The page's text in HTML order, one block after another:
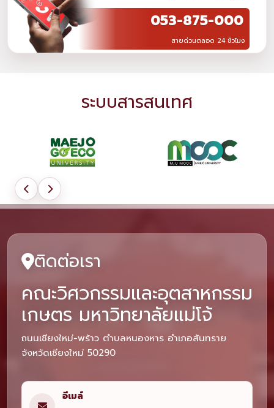
053-875-000
สายด่วนตลอด 24 ชั่วโมง
ระบบสารสนเทศ
ติดต่อเรา
คณะวิศวกรรมและอุตสาหกรรม
เกษตร มหาวิทยาลัยแม่โจ้
ถนนเชียงใหม่-พร้าว ตำบลหนองหาร อำเภอสันทราย
จังหวัดเชียงใหม่ 50290
อีเมล์